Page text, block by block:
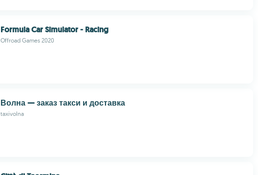
Formula Car Simulator - Racing
Offroad Games 2020
Волна — заказ такси и доставка
taxivolna